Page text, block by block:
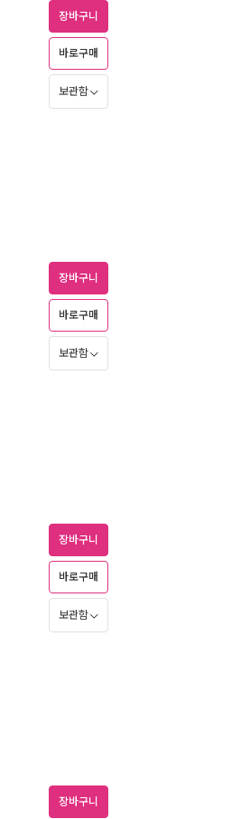
장바구니
바로구매
보관함
장바구니
바로구매
보관함
장바구니
바로구매
보관함
장바구니